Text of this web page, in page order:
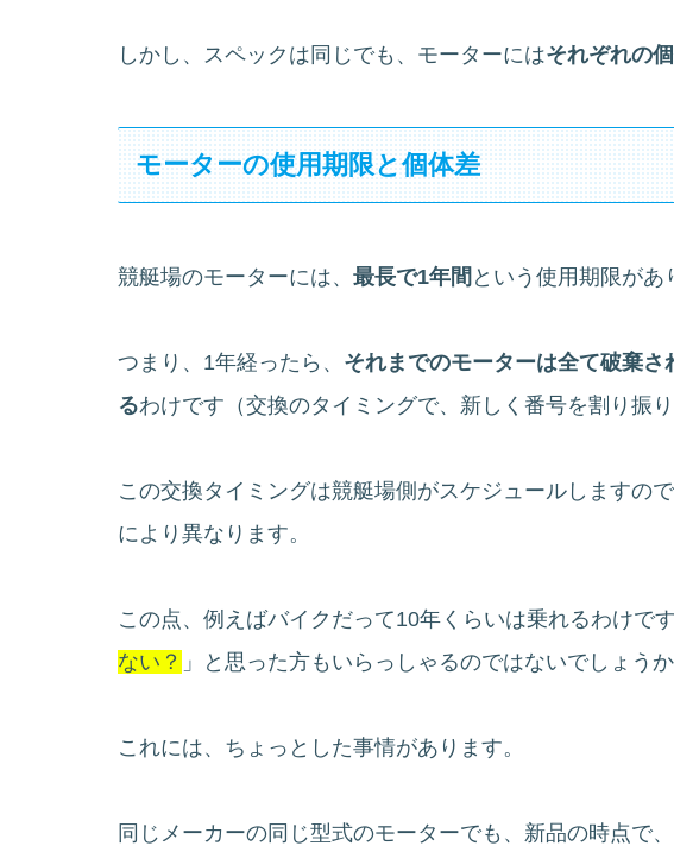
しかし、スペックは同じでも、モーターにはそれぞれの
モーターの使用期限と個体差
競艇場のモーターには、 最長で1年間 という使用期限があ
つまり、1年経ったら、 それまでのモーターは全て破棄
るわけです（交換のタイミングで、新しく番号を割り振り
この交換タイミングは競艇場側がスケジュールしますの
により異なります。
この点、例えばバイクだって10年くらいは乗れるわけで
ない？ 」と思った方もいらっしゃるのではないでしょうか
これには、ちょっとした事情があります。
同じメーカーの同じ型式のモーターでも、新品の時点で